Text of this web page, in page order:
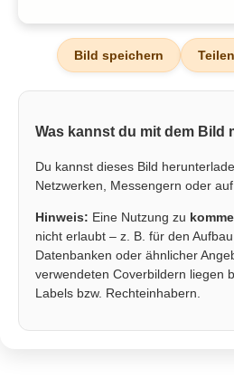
Bild speichern Teilen
Was kannst du mit dem Bild
Du kannst dieses Bild
Netzwerken, Messengern oder
Hinweis: Eine Nutzung zu
nicht erlaubt – z. B. für den
Datenbanken oder ähnlicher
verwendeten Coverbildern liegen
Labels bzw. Rechteinhabern.